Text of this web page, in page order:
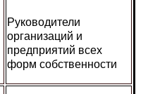
Руководители
организаций и
предприятий всех
форм собственности